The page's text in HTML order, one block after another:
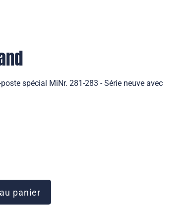
spécial MiNr. 281-283 - Série neuve avec
panier